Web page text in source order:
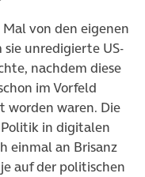
von den eigenen
unredigierte US-
nachdem diese
im Vorfeld
worden waren. Die
Politik in digitalen
einmal an Brisanz
auf der politischen